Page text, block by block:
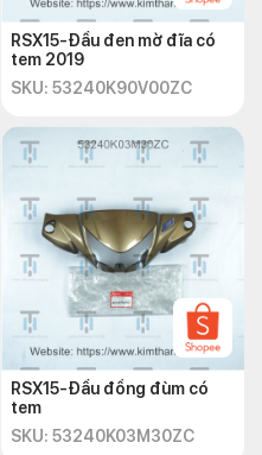
RSX15-Đầu đen mờ đĩa có
tem 2019
SKU: 53240K90V00ZC
RSX15-Đầu đồng đùm có
tem
SKU: 53240K03M30ZC